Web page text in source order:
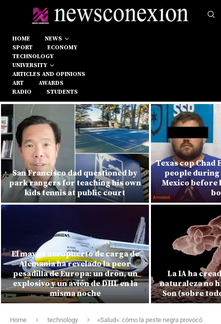
HOME
NEWS
SPORT
ECONOMY
TECHNOLOGY
UNIVERSITY
ARTICLES AND OPINIONS
ART
AWARDS
RADIO
STUDENTS
San Francisco dad questioned by
park rangers for teaching his own
kids tennis at public court
El mayor aeropuerto de carga de
Alemania ha revelado la peor
pesadilla de Europa: un dron, un
explosivo y un avión de DHL en la
misma noche
Texas cop Chad
people
Mexico before
La IA ha
naturaleza no
Son (sobre
Home technology
«Salud»: cómo la peste negra provocó